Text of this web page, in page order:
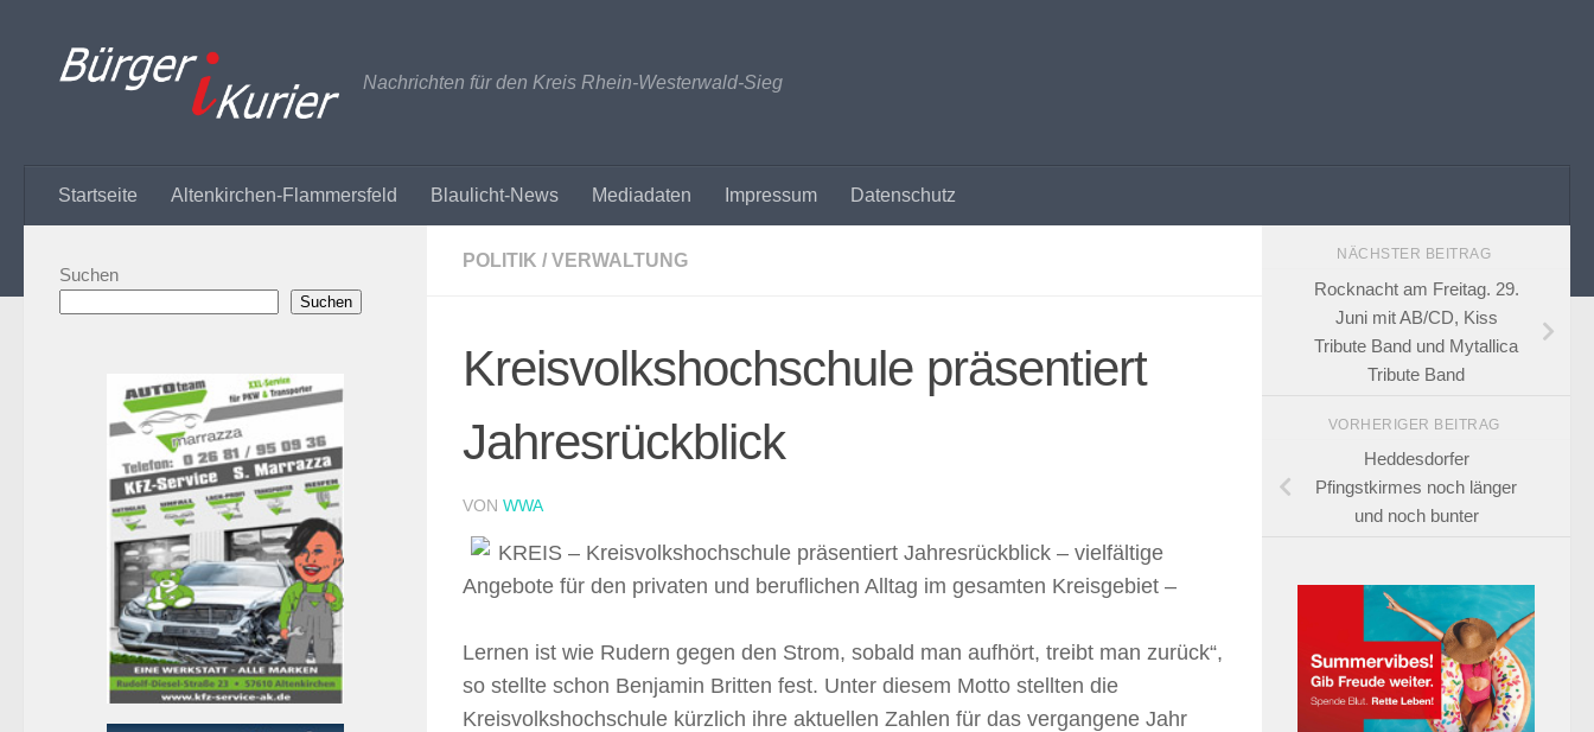
Nachrichten für den Kreis Rhein-Westerwald-Sieg
Startseite Altenkirchen-Flammersfeld Blaulicht-News Mediadaten Impressum Datenschutz
POLITIK / VERWALTUNG
Kreisvolkshochschule präsentiert
Jahresrückblick
VON WWA
KREIS – Kreisvolkshochschule präsentiert Jahresrückblick – vielfältige
Angebote für den privaten und beruflichen Alltag im gesamten Kreisgebiet –
Lernen ist wie Rudern gegen den Strom, sobald man aufhört, treibt man zurück“,
so stellte schon Benjamin Britten fest. Unter diesem Motto stellten die
Kreisvolkshochschule kürzlich ihre aktuellen Zahlen für das vergangene Jahr
Suchen
Suchen
NÄCHSTER BEITRAG
Rocknacht am Freitag. 29.
Juni mit AB/CD, Kiss
Tribute Band und Mytallica
Tribute Band
VORHERIGER BEITRAG
Heddesdorfer
Pfingstkirmes noch länger
und noch bunter